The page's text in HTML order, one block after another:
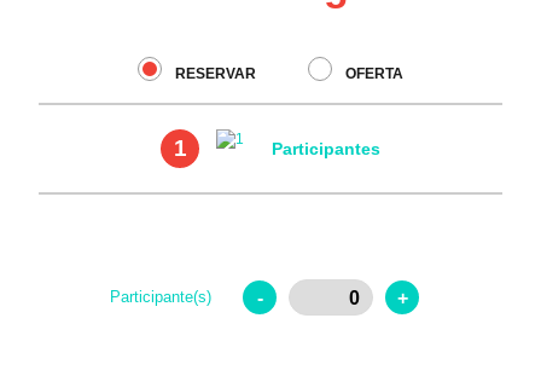
RESERVAR OFERTA
1 Participantes
Participante(s) - +